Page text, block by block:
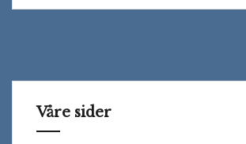
Våre sider